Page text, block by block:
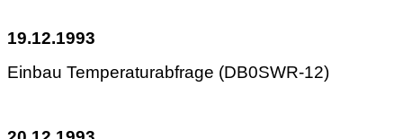
19.12.1993
Einbau Temperaturabfrage (DB0SWR-12)